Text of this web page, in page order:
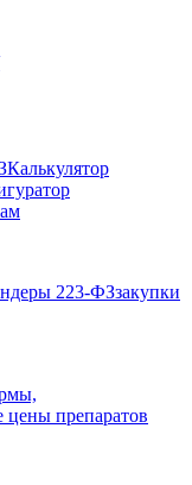
Калькулятор
223-ФЗзакупки
цены препаратов